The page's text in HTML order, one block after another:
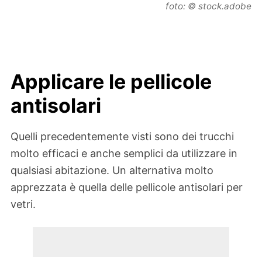
foto: © stock.adobe
Applicare le pellicole
antisolari
Quelli precedentemente visti sono dei trucchi
molto efficaci e anche semplici da utilizzare in
qualsiasi abitazione. Un alternativa molto
apprezzata è quella delle pellicole antisolari per
vetri.